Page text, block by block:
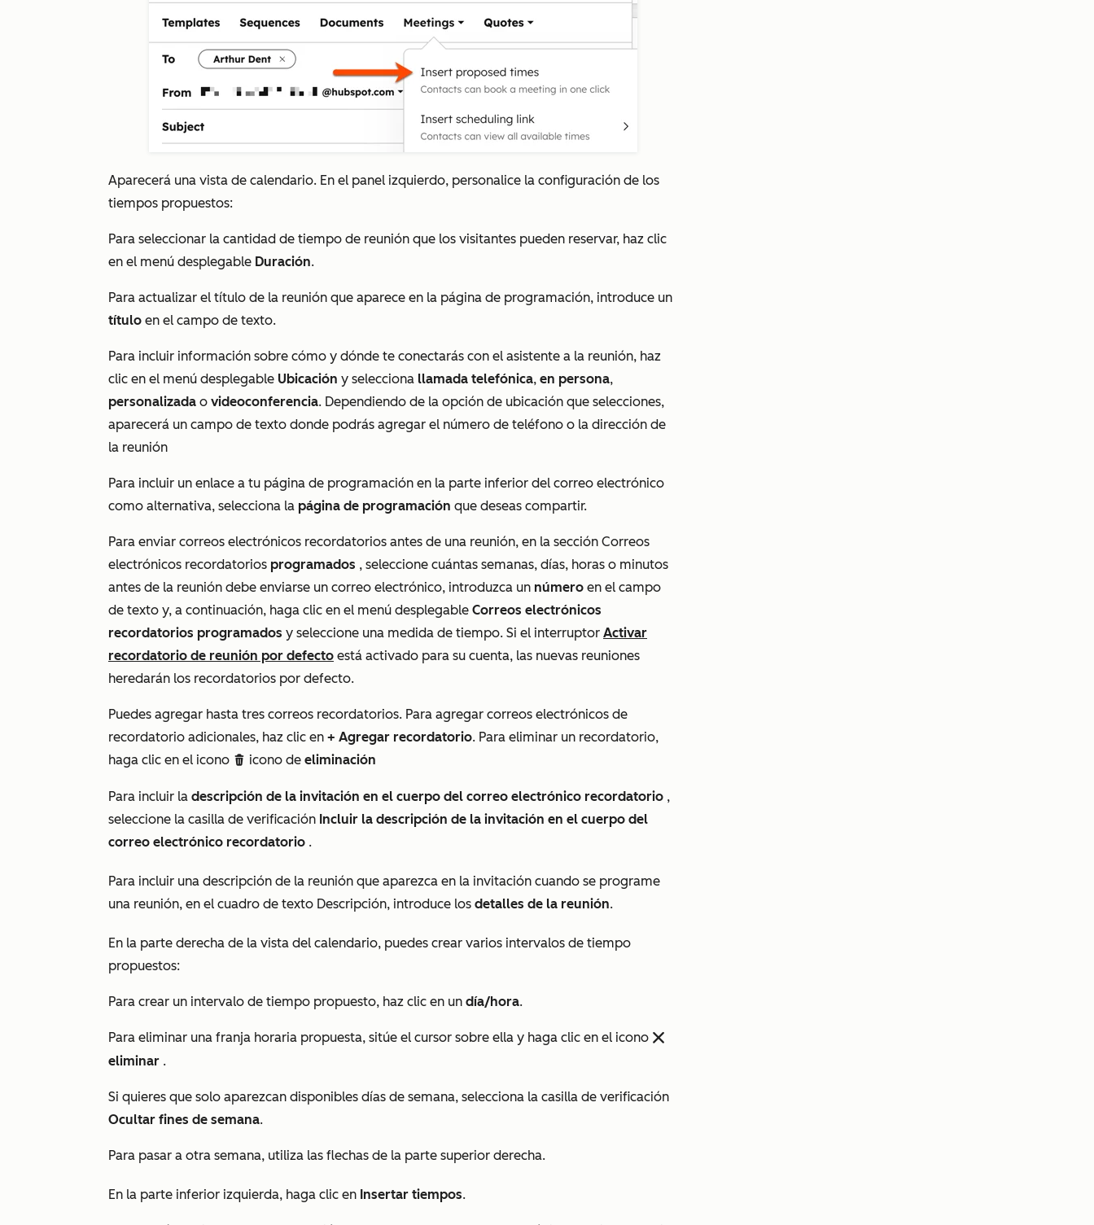
Aparecerá una vista de calendario. En el panel izquierdo, personalice la configuración de los
tiempos propuestos:
Para seleccionar la cantidad de tiempo de reunión que los visitantes pueden reservar, haz clic
en el menú desplegable Duración.
Para actualizar el título de la reunión que aparece en la página de programación, introduce un
título en el campo de texto.
Para incluir información sobre cómo y dónde te conectarás con el asistente a la reunión, haz
clic en el menú desplegable Ubicación y selecciona llamada telefónica, en persona,
personalizada o videoconferencia. Dependiendo de la opción de ubicación que selecciones,
aparecerá un campo de texto donde podrás agregar el número de teléfono o la dirección de
la reunión
Para incluir un enlace a tu página de programación en la parte inferior del correo electrónico
como alternativa, selecciona la página de programación que deseas compartir.
Para enviar correos electrónicos recordatorios antes de una reunión, en la sección Correos
electrónicos recordatorios programados , seleccione cuántas semanas, días, horas o minutos
antes de la reunión debe enviarse un correo electrónico, introduzca un número en el campo
de texto y, a continuación, haga clic en el menú desplegable Correos electrónicos
recordatorios programados y seleccione una medida de tiempo. Si el interruptor Activar
recordatorio de reunión por defecto está activado para su cuenta, las nuevas reuniones
heredarán los recordatorios por defecto.
Puedes agregar hasta tres correos recordatorios. Para agregar correos electrónicos de
recordatorio adicionales, haz clic en + Agregar recordatorio. Para eliminar un recordatorio,
haga clic en el icono delete icono de eliminación
Para incluir la descripción de la invitación en el cuerpo del correo electrónico recordatorio ,
seleccione la casilla de verificación Incluir la descripción de la invitación en el cuerpo del
correo electrónico recordatorio .
Para incluir una descripción de la reunión que aparezca en la invitación cuando se programe
una reunión, en el cuadro de texto Descripción, introduce los detalles de la reunión.
En la parte derecha de la vista del calendario, puedes crear varios intervalos de tiempo
propuestos:
Para crear un intervalo de tiempo propuesto, haz clic en un día/hora.
Para eliminar una franja horaria propuesta, sitúe el cursor sobre ella y haga clic en el icono remove
eliminar .
Si quieres que solo aparezcan disponibles días de semana, selecciona la casilla de verificación
Ocultar fines de semana.
Para pasar a otra semana, utiliza las flechas de la parte superior derecha.
En la parte inferior izquierda, haga clic en Insertar tiempos.